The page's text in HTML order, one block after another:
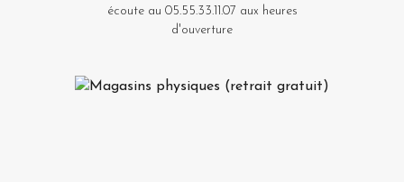
écoute au 05.55.33.11.07 aux heures
d'ouverture